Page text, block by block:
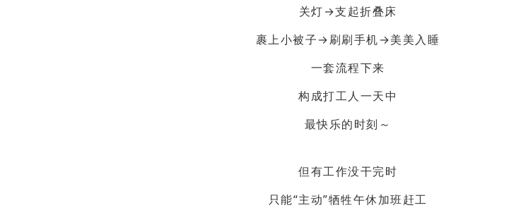
关灯→支起折叠床
裹上小被子→刷刷手机→美美入睡
一套流程下来
构成打工人一天中
最快乐的时刻～
但有工作没干完时
只能“主动”牺牲午休加班赶工